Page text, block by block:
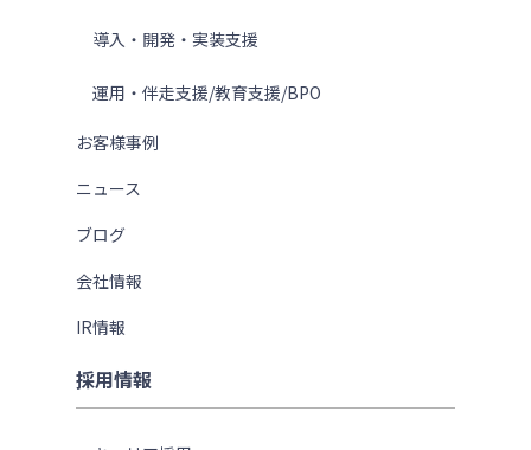
導入・開発・実装支援
運用・伴走支援/教育支援/BPO
お客様事例
ニュース
ブログ
会社情報
IR情報
採用情報